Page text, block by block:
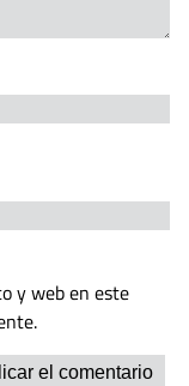
y web en este